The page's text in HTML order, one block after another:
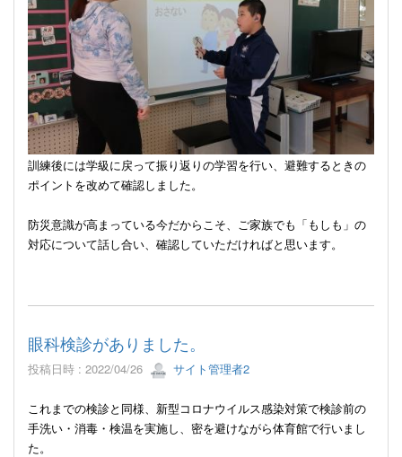
訓練後には学級に戻って振り返りの学習を行い、避難するときの
ポイントを改めて確認しました。
防災意識が高まっている今だからこそ、ご家族でも「もしも」の
対応について話し合い、確認していただければと思います。
眼科検診がありました。
投稿日時 : 2022/04/26 サイト管理者2
これまでの検診と同様、新型コロナウイルス感染対策で検診前の
手洗い・消毒・検温を実施し、密を避けながら体育館で行いまし
た。